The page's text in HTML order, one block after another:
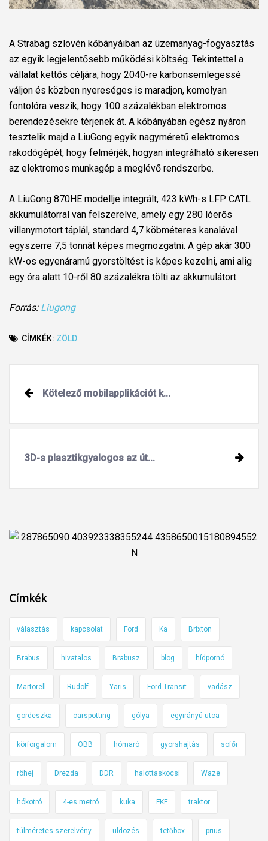
A Strabag szlovén kőbányáiban az üzemanyag-fogyasztás
az egyik legjelentősebb működési költség. Tekintettel a
vállalat kettős céljára, hogy 2040-re karbonsemlegessé
váljon és közben nyereséges is maradjon, komolyan
fontolóra veszik, hogy 100 százalékban elektromos
berendezésekre térjenek át. A kőbányában egész nyáron
tesztelik majd a LiuGong egyik nagyméretű elektromos
rakodógépét, hogy felmérjék, hogyan integrálható sikeresen
az elektromos munkagép a meglévő rendszerbe.
A LiuGong 870HE modellje integrált, 423 kWh-s LFP CATL
akkumulátorral van felszerelve, amely egy 280 lóerős
villanymotort táplál, standard 4,7 köbméteres kanalával
egyszerre 7,5 tonnát képes megmozgatni. A gép akár 300
kW-os egyenáramú gyorstöltést is képes kezelni, ami alig
egy óra alatt 10-ről 80 százalékra tölti az akkumulátort.
Forrás: Liugong
CÍMKÉK: ZÖLD
Post
navigation
Kötelező mobilapplikációt k...
3D-s plasztikgyalogos az út...
Címkék
választás kapcsolat Ford Ka Brixton
Brabus hivatalos Brabusz blog hídpornó
Martorell Rudolf Yaris Ford Transit vadász
gördeszka carspotting gólya egyirányú utca
körforgalom OBB hómaró gyorshajtás sofőr
röhej Drezda DDR halottaskocsi Waze
hókotró 4-es metró kuka FKF traktor
túlméretes szerelvény üldözés tetőbox prius